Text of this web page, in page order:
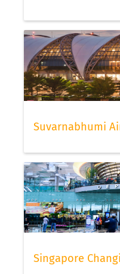
Suvarnabhumi
Singapore